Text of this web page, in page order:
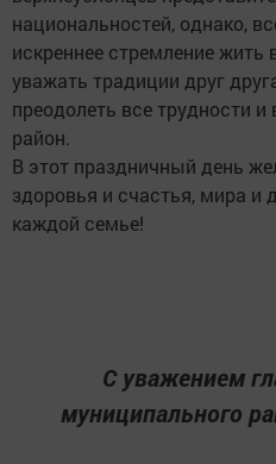
национальностей, однако,
искреннее стремление жить
уважать традиции друг
преодолеть все трудности
район.
В этот праздничный день
здоровья и счастья, мира и
каждой семье!
С уважением
муниципального